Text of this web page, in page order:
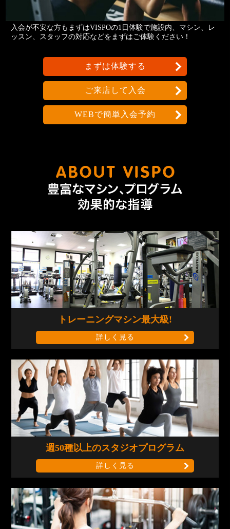
入会が不安な方もまずはVISPOの1日体験で施設内、マシン、レ
ッスン、スタッフの対応などをまずはご体験ください！
まずは体験する
ご来店して入会
WEBで簡単入会予約
トレーニングマシン最大級!
詳しく見る
週50種以上のスタジオプログラム
詳しく見る